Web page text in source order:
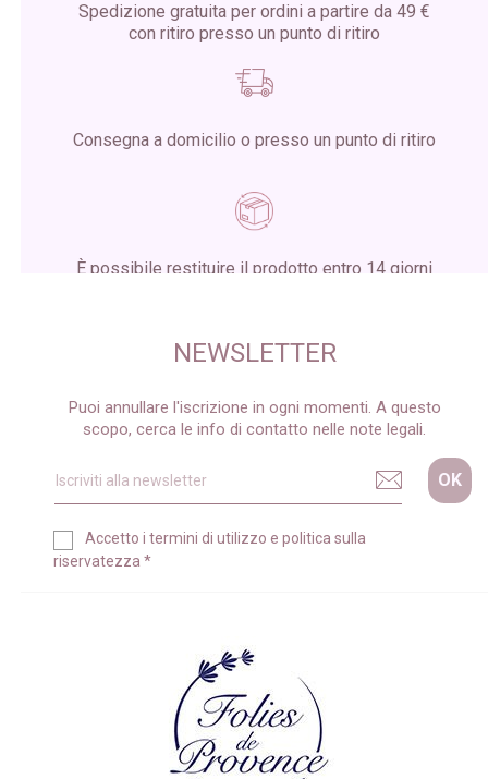
Spedizione gratuita per ordini a partire da 49 €
con ritiro presso un punto di ritiro
Consegna a domicilio o presso un punto di ritiro
È possibile restituire il prodotto entro 14 giorni
NEWSLETTER
Puoi annullare l'iscrizione in ogni momenti. A questo
scopo, cerca le info di contatto nelle note legali.
Accetto i termini di utilizzo e politica sulla
riservatezza *